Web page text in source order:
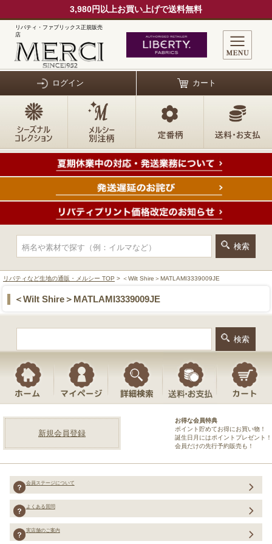
3,980円以上お買い上げで送料無料
リバティ・ファブリックス正規販売
店
ログイン カート
リバティなど生地の通販・メルシー TOP > ＜Wilt Shire＞MATLAMI3339009JE
＜Wilt Shire＞MATLAMI3339009JE
新規会員登録
お得な会員特典
ポイント貯めてお得にお買い物！
誕生日月にはポイントプレゼント！
会員だけの先行予約販売も！
会員ステージについて
よくある質問
実店舗のご案内